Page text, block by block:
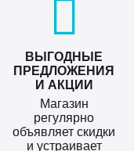
ВЫГОДНЫЕ
ПРЕДЛОЖЕНИЯ
И АКЦИИ
Магазин
регулярно
объявляет скидки
и устраивает